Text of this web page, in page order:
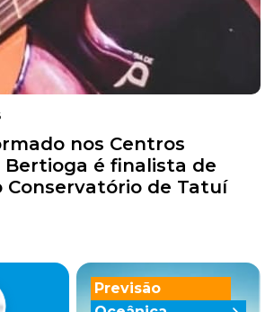
nos Centros
Bertioga é finalista de
Conservatório de Tatuí
Previsão